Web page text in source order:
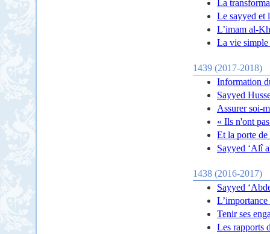
La
Le sayyed et
L’imam al-
La vie
1439 (2017-2018)
Information
Sayyed
Assurer soi-
« Ils n'ont
Et la porte de
Sayyed ‘Alî
1438 (2016-2017)
Sayyed
Tenir ses
Les rapports